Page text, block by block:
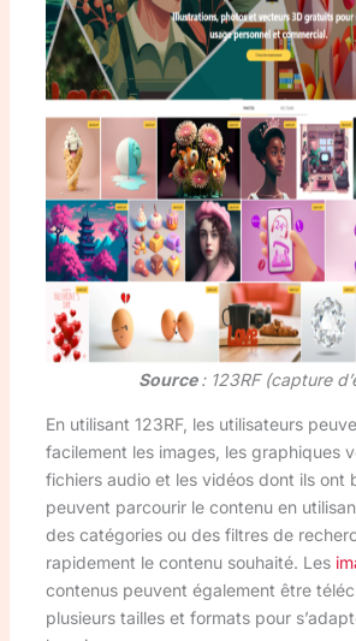
Source: 123RF (capture
En utilisant 123RF, les utilisateurs
facilement les images, les graphiques
fichiers audio et les vidéos dont ils ont
peuvent parcourir le contenu en
des catégories ou des filtres de
rapidement le contenu souhaité. Les
contenus peuvent également être
plusieurs tailles et formats pour